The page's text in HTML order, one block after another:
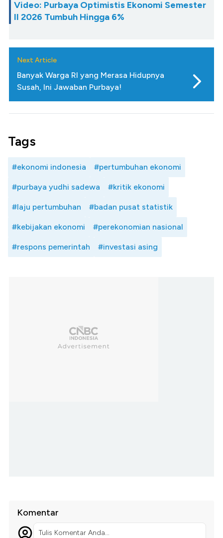
Video: Purbaya Optimistis Ekonomi Semester
II 2026 Tumbuh Hingga 6%
Next Article
Banyak Warga RI yang Merasa Hidupnya
Susah, Ini Jawaban Purbaya!
Tags
#ekonomi indonesia #pertumbuhan ekonomi
#purbaya yudhi sadewa #kritik ekonomi
#laju pertumbuhan #badan pusat statistik
#kebijakan ekonomi #perekonomian nasional
#respons pemerintah #investasi asing
Komentar
Tulis Komentar Anda...